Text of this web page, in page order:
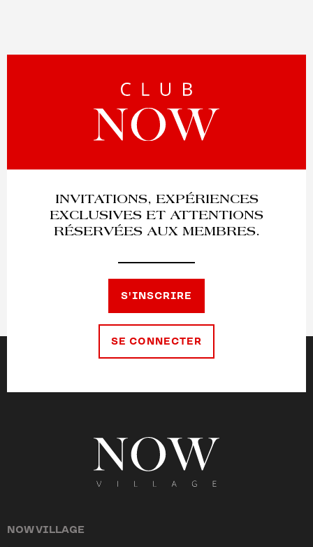
INVITATIONS, EXPÉRIENCES
EXCLUSIVES ET ATTENTIONS
RÉSERVÉES AUX MEMBRES.
S'INSCRIRE
SE CONNECTER
NOW VILLAGE